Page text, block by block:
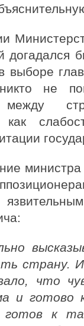
догадался
выборе
не
как
министра
страну.
что
и готово
готов к